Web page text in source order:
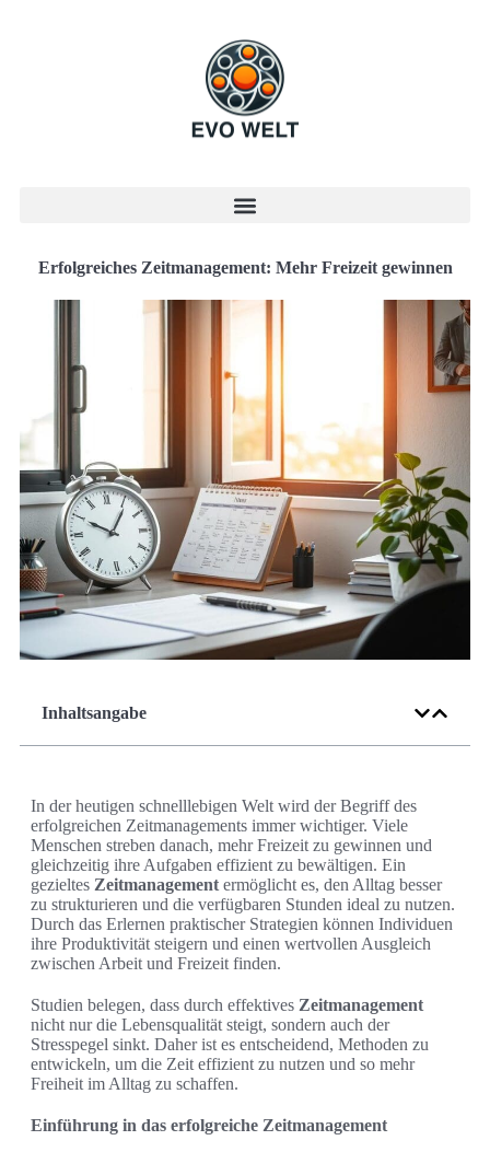
Erfolgreiches Zeitmanagement: Mehr Freizeit gewinnen
Inhaltsangabe
In der heutigen schnelllebigen Welt wird der Begriff des
erfolgreichen Zeitmanagements immer wichtiger. Viele
Menschen streben danach, mehr Freizeit zu gewinnen und
gleichzeitig ihre Aufgaben effizient zu bewältigen. Ein
gezieltes Zeitmanagement ermöglicht es, den Alltag besser
zu strukturieren und die verfügbaren Stunden ideal zu nutzen.
Durch das Erlernen praktischer Strategien können Individuen
ihre Produktivität steigern und einen wertvollen Ausgleich
zwischen Arbeit und Freizeit finden.
Studien belegen, dass durch effektives Zeitmanagement
nicht nur die Lebensqualität steigt, sondern auch der
Stresspegel sinkt. Daher ist es entscheidend, Methoden zu
entwickeln, um die Zeit effizient zu nutzen und so mehr
Freiheit im Alltag zu schaffen.
Einführung in das erfolgreiche Zeitmanagement